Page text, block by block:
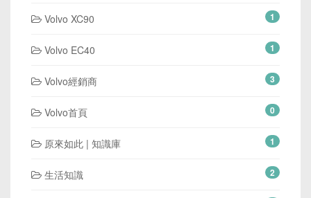
Volvo XC90 1
Volvo EC40 1
Volvo經銷商 3
Volvo首頁 0
原來如此 | 知識庫 1
生活知識 2